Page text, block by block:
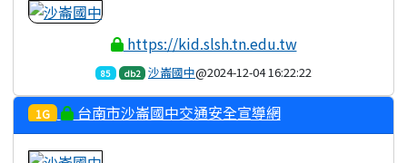
https://kid.slsh.tn.edu.tw
85 db2 沙崙國中@2024-12-04 16:22:22
1G 台南市沙崙國中交通安全宣導網